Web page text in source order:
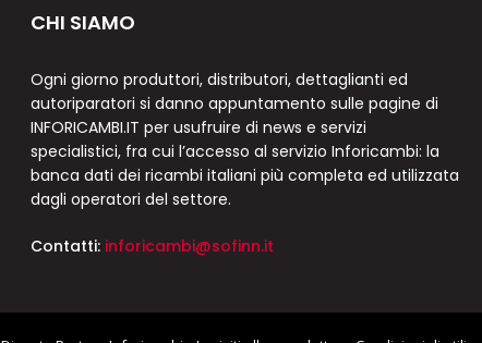
CHI SIAMO
Ogni giorno produttori, distributori, dettaglianti ed
autoriparatori si danno appuntamento sulle pagine di
INFORICAMBI.IT per usufruire di news e servizi
specialistici, fra cui l’accesso al servizio Inforicambi: la
banca dati dei ricambi italiani più completa ed utilizzata
dagli operatori del settore.
Contatti: inforicambi@sofinn.it